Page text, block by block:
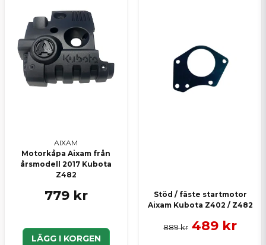
AIXAM
Motorkåpa Aixam från
årsmodell 2017 Kubota
Z482
779 kr
LÄGG I KORGEN
Stöd / fäste startmotor
Aixam Kubota Z402 / Z482
889 kr 489 kr